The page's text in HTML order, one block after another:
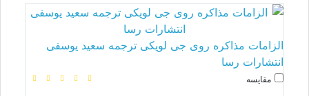
الزامات مذاکره روی جی لویکی ترجمه سعید یوسفی
انتشارات رسا
مقایسه